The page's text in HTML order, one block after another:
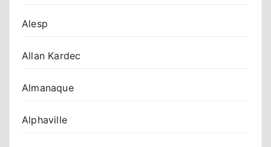
Alesp
Allan Kardec
Almanaque
Alphaville